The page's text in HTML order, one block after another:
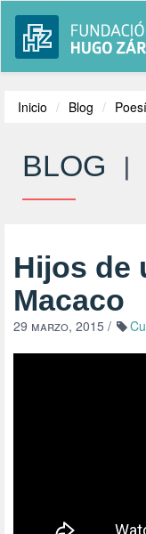
Inicio Blog
BLOG |
Hijos de
Macaco
29 marzo, 2015 /